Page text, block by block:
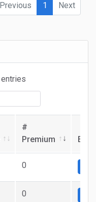
Previous
1 Next
entries
#
Premium
0
0